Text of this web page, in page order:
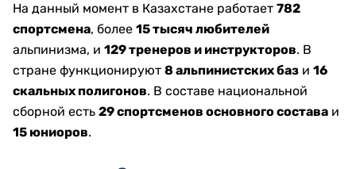
На данный момент в Казахстане работает 782
спортсмена, более 15 тысяч любителей
альпинизма, и 129 тренеров и инструкторов. В
стране функционируют 8 альпинистских баз и 16
скальных полигонов. В составе национальной
сборной есть 29 спортсменов основного состава и
15 юниоров.